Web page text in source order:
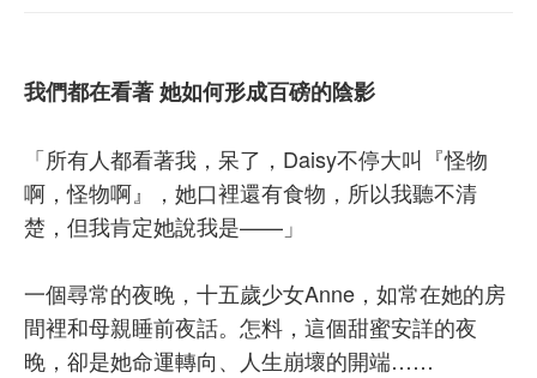
我們都在看著 她如何形成百磅的陰影
「所有人都看著我，呆了，Daisy不停大叫『怪物
啊，怪物啊』，她口裡還有食物，所以我聽不清
楚，但我肯定她說我是——」
一個尋常的夜晚，十五歲少女Anne，如常在她的房
間裡和母親睡前夜話。怎料，這個甜蜜安詳的夜
晚，卻是她命運轉向、人生崩壞的開端……